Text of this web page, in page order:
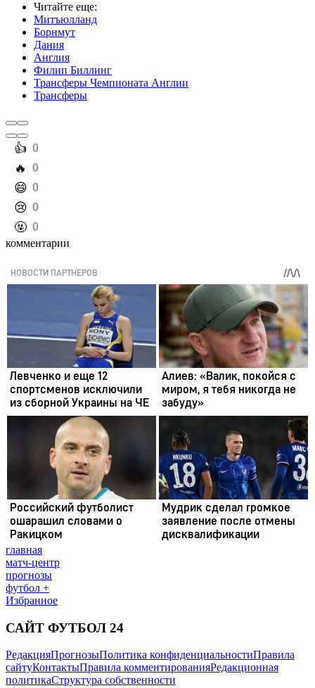
Читайте еще:
Митъюлланд
Борнмут
Дания
Англия
Филип Биллинг
Трансферы Чемпионата Англии
Трансферы
️👍 0
️🔥 0
️😄 0
️😢 0
️🤬 0
комментарии
главная
матч-центр
прогнозы
футбол +
Избранное
САЙТ ФУТБОЛ 24
РедакцияПрогнозыПолитика конфиденциальностиПравила
сайтуКонтактыПравила комментированияРедакционная
политикаСтруктура собственности